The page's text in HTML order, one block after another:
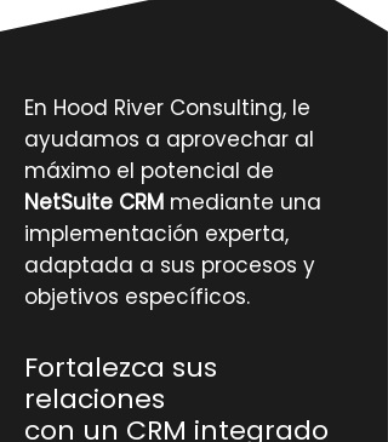
En Hood River Consulting, le
ayudamos a aprovechar al
máximo el potencial de
NetSuite CRM mediante una
implementación experta,
adaptada a sus procesos y
objetivos específicos.
Fortalezca sus
relaciones
con un CRM integrado